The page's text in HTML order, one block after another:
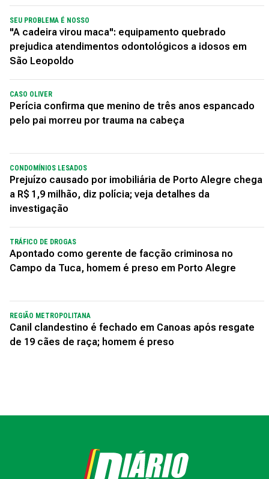
SEU PROBLEMA É NOSSO
"A cadeira virou maca": equipamento quebrado
prejudica atendimentos odontológicos a idosos em
São Leopoldo
CASO OLIVER
Perícia confirma que menino de três anos espancado
pelo pai morreu por trauma na cabeça
CONDOMÍNIOS LESADOS
Prejuízo causado por imobiliária de Porto Alegre chega
a R$ 1,9 milhão, diz polícia; veja detalhes da
investigação
TRÁFICO DE DROGAS
Apontado como gerente de facção criminosa no
Campo da Tuca, homem é preso em Porto Alegre
REGIÃO METROPOLITANA
Canil clandestino é fechado em Canoas após resgate
de 19 cães de raça; homem é preso